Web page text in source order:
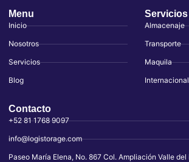
Menu
Inicio
Nosotros
Servicios
Blog
Servicios
Almacenaje
Transporte
Maquila
Internacional
Contacto
+52 81 1768 9097
info@logistorage.com
Paseo María Elena, No. 867 Col. Ampliación Valle